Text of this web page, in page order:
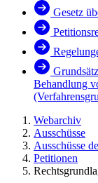
Gesetz
Behandlung
Webarchiv
Ausschüsse
Ausschüsse
Petitionen